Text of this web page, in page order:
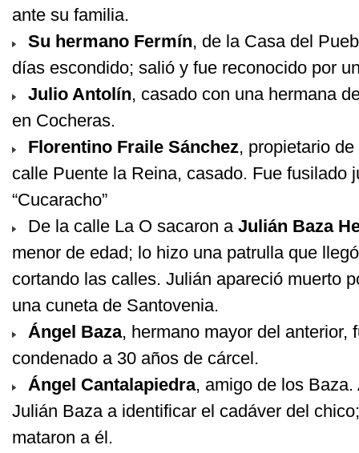
ante su familia.
Su hermano Fermín, de la Casa del
días escondido; salió y fue reconocido por
Julio Antolín, casado con una hermana
en Cocheras.
Florentino Fraile Sánchez, propietario de
calle Puente la Reina, casado. Fue fusilado
“Cucaracho”
De la calle La O sacaron a Julián Baza
menor de edad; lo hizo una patrulla que
cortando las calles. Julián apareció muerto
una cuneta de Santovenia.
Ángel Baza, hermano mayor del anterior,
condenado a 30 años de cárcel.
Ángel Cantalapiedra, amigo de los
Julián Baza a identificar el cadáver del
mataron a él.